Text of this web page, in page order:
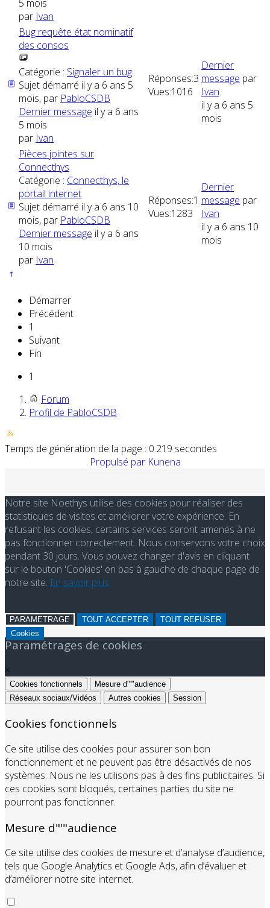
5 mois
par Ivan
Bug requête état nominatif
des consos
Catégorie : Signaler un bug
Sujet démarré il y a 6 ans 5
mois, par PabloCSDB
Dernier message il y a 6 ans
5 mois
par Ivan
Réponses:3
Vues:1016
Dernier
message par
Ivan
il y a 6 ans 5
mois
Pièces jointes sur
Connecthys
Catégorie : Connecthys, le
portail internet
Sujet démarré il y a 6 ans 10
mois, par PabloCSDB
Dernier message il y a 6 ans
10 mois
par Ivan
Réponses:1
Vues:1283
Dernier
message par
Ivan
il y a 6 ans 10
mois
Démarrer
Précédent
1
Suivant
Fin
1
Forum
Profil de PabloCSDB
Temps de génération de la page : 0.219 secondes
Propulsé par Kunena
Notre site Noethys utilise des cookies pour réaliser des
statistiques de visites et améliorer votre expérience. En
refusant les cookies, certains services seront amenés à ne
pas fonctionner correctement. Nous conservons votre choix
pendant 30 jours. Vous pouvez changer d'avis en cliquant
sur le bouton 'Cookies' en bas à gauche de chaque page de
notre site. En savoir plus
PARAMETRAGE TOUT ACCEPTER
TOUT REFUSER
Cookies
Paramétrages de cookies
×
Cookies fonctionnels
Mesure d"'"audience
Réseaux sociaux/Vidéos
Autres cookies Session
Cookies fonctionnels
Ce site utilise des cookies pour assurer son bon
fonctionnement et ne peuvent pas être désactivés de nos
systèmes. Nous ne les utilisons pas à des fins publicitaires. Si
ces cookies sont bloqués, certaines parties du site ne
pourront pas fonctionner.
Mesure d"'"audience
Ce site utilise des cookies de mesure et d’analyse d’audience,
tels que Google Analytics et Google Ads, afin d’évaluer et
d’améliorer notre site internet.